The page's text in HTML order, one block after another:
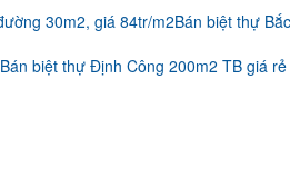
Bán biệt thự
Bán biệt thự Định Công 200m2 TB giá rẻ